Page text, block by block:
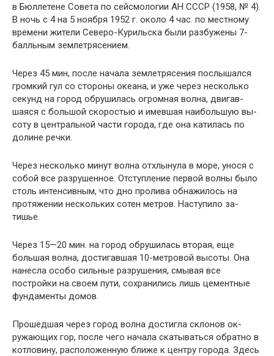
в Бюллетене Совета по сейсмологии АН СССР (1958, № 4).
В ночь с 4 на 5 ноября 1952 г. около 4 час. по мест­ному
времени жители Северо-Курильска были разбуже­ны 7-
балльным землетрясением.
Через 45 мин, после начала землетрясения послышал­ся
громкий гул со стороны океана, и уже через несколь­ко
секунд на город обрушилась огромная волна, двигав­
шаяся с большой скоростью и имевшая наибольшую вы­
соту в центральной части города, где она катилась по
долине речки.
Через несколько минут волна отхлынула в море, уно­ся с
собой все разрушенное. Отступление первой волны было
столь интенсивным, что дно пролива обнажилось на
протяжении нескольких сотен метров. Наступило за­
тишье.
Через 15—20 мин. на город обрушилась вторая, еще
большая волна, достигавшая 10-метровой высоты. Она
нанесла особо сильные разрушения, смывая все
постройки на своем пути, сохранились лишь цементные
фундаменты домов.
Прошедшая через город волна достигла склонов ок­
ружающих гор, после чего начала скатываться обратно в
котловину, расположенную ближе к центру города. Здесь